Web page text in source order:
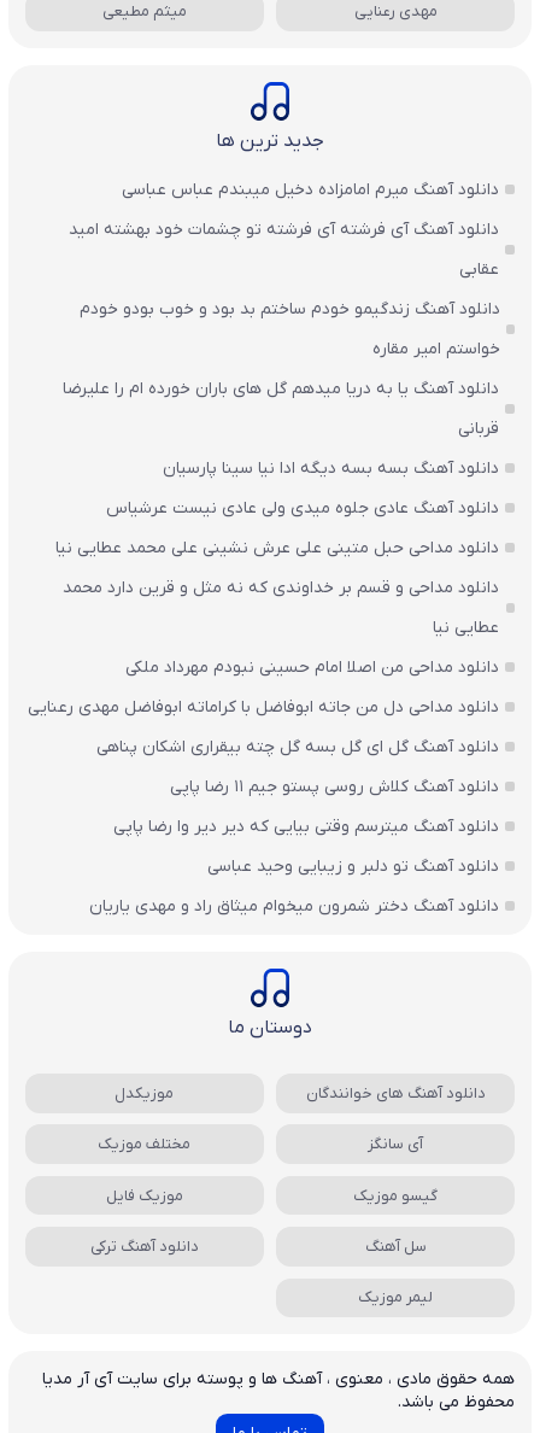
مهدی رعنایی میثم مطیعی
جدید ترین ها
دانلود آهنگ میرم امامزاده دخیل میبندم عباس عباسی
دانلود آهنگ آی فرشته آی فرشته تو چشمات خود بهشته امید
عقابی
دانلود آهنگ زندگیمو خودم ساختم بد بود و خوب بودو خودم
خواستم امیر مقاره
دانلود آهنگ یا به دریا میدهم گل های باران‌ خورده ام را علیرضا
قربانی
دانلود آهنگ بسه بسه دیگه ادا نیا سینا پارسیان
دانلود آهنگ عادی جلوه میدی ولی عادی نیست عرشیاس
دانلود مداحی حبل متینی علی عرش نشینی علی محمد عطایی نیا
دانلود مداحی و قسم بر خداوندی که نه مثل و قرین دارد محمد
عطایی نیا
دانلود مداحی من اصلا امام حسینی نبودم مهرداد ملکی
دانلود مداحی دل من جاته ابوفاضل با کراماته ابوفاضل مهدی رعنایی
دانلود آهنگ گل ای گل بسه گل چته بیقراری اشکان پناهی
دانلود آهنگ کلاش روسی پستو جیم ۱۱ رضا پاپی
دانلود آهنگ میترسم وقتی بیایی که دیر دیر وا رضا پاپی
دانلود آهنگ تو دلبر و زیبایی وحید عباسی
دانلود آهنگ دختر شمرون میخوام میثاق راد و مهدی یاریان
دوستان ما
دانلود آهنگ های خوانندگان موزیکدل
آی سانگز مختلف موزیک
گیسو موزیک موزیک فایل
سل آهنگ دانلود آهنگ ترکی
لیمر موزیک
همه حقوق مادی ، معنوی ، آهنگ ها و پوسته برای سایت آی آر مدیا
محفوظ می باشد.